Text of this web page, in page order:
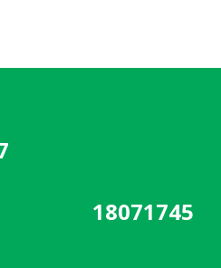
18071745